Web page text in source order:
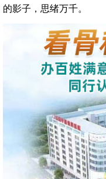
的影子，思绪万千。